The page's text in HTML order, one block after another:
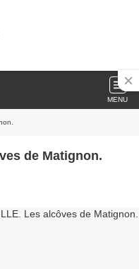
MENU
de Matignon.